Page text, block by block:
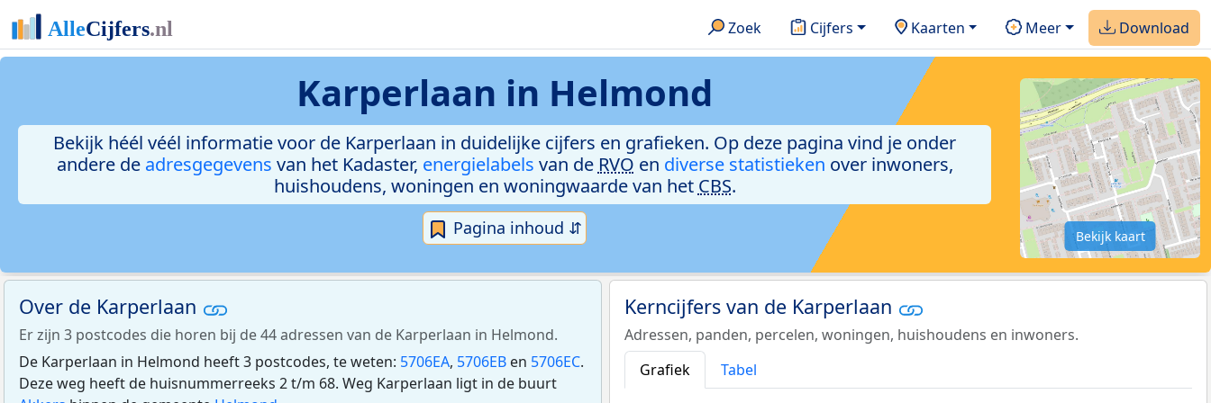
Zoek Cijfers Kaarten Meer Download
Karperlaan in Helmond
Bekijk héél véél informatie voor de Karperlaan in duidelijke cijfers en grafieken. Op deze pagina vind je onder
andere de adresgegevens van het Kadaster, energielabels van de RVO en diverse statistieken over inwoners,
huishoudens, woningen en woningwaarde van het CBS.
Pagina inhoud ⇵ Bekijk kaart
Over de Karperlaan
Er zijn 3 postcodes die horen bij de 44 adressen van de Karperlaan in Helmond.
De Karperlaan in Helmond heeft 3 postcodes, te weten: 5706EA, 5706EB en 5706EC.
Deze weg heeft de huisnummerreeks 2 t/m 68. Weg Karperlaan ligt in de buurt
Kerncijfers van de Karperlaan
Adressen, panden, percelen, woningen, huishoudens en inwoners.
Grafiek
Tabel